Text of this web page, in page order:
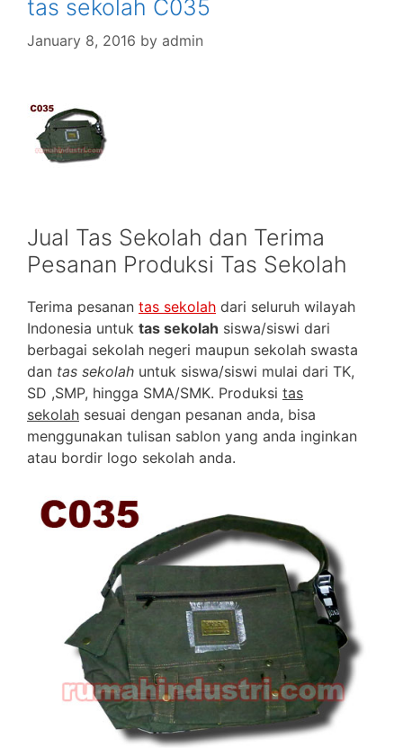
tas sekolah C035
January 8, 2016 by admin
Jual Tas Sekolah dan Terima
Pesanan Produksi Tas Sekolah
Terima pesanan tas sekolah dari seluruh wilayah
Indonesia untuk tas sekolah siswa/siswi dari
berbagai sekolah negeri maupun sekolah swasta
dan tas sekolah untuk siswa/siswi mulai dari TK,
SD ,SMP, hingga SMA/SMK. Produksi tas
sekolah sesuai dengan pesanan anda, bisa
menggunakan tulisan sablon yang anda inginkan
atau bordir logo sekolah anda.